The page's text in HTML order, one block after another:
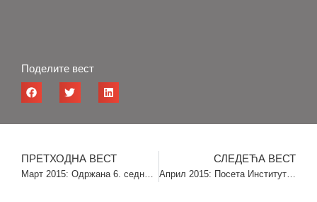
Поделите вест
ПРЕТХОДНА ВЕСТ
Март 2015: Одржана 6. седница Управног одбора Института
СЛЕДЕЋА ВЕСТ
Април 2015: Посета Институту инж. Рожеа Урнака